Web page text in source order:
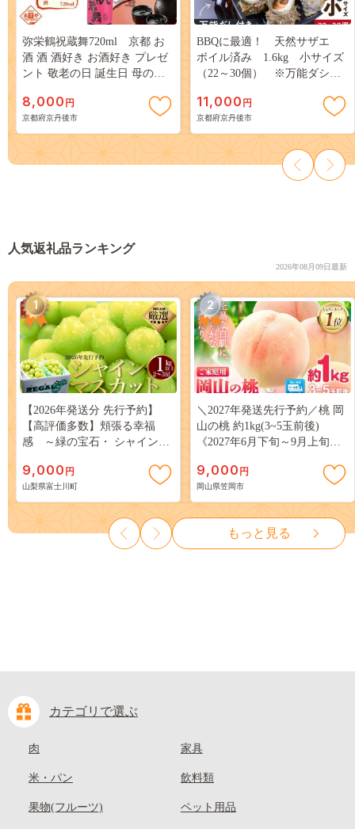
弥栄鶴祝蔵舞720ml 京都 お
酒 酒 酒好き お酒好き プレゼ
ント 敬老の日 誕生日 母の日
ール 京都 丹後 地酒 日本酒 送
料無料 AM00738
8,000 円
京都府京丹後市
BBQに最適！ 天然サザエ
ボイル済み 1.6kg 小サイズ
（22～30個） ※万能ダシ付
11,000 円
京都府京丹後市
人気返礼品ランキング
2026年08月09日最新
1
【2026年発送分 先行予約】
【高評価多数】頬張る幸福
感 ～緑の宝石・ シャインマ
３房） フルーツ 山梨県産 果
物 くだもの シャイン マスカ
ット ぶどう ブドウ 葡萄 大粒
種なし 先行予約 富士川町
10000円 一万円 9000円 九千円
9,000 円
山梨県富士川町
2
＼2027年発送先行予約／桃 岡
山の桃 約1kg(3~5玉前後)
《2027年6月下旬～9月上旬頃
岡山 はくとう スイーツ フル
ーツ 果物 デザート 旬 モモ も
も 先行予約 送料無料 果物 岡
山県 笠岡市 清水白桃 白鳳 白
麗 クール便---
kasaoka_zsy_419_100---
9,000 円
岡山県笠岡市
もっと見る
カテゴリで選ぶ
肉
米・パン
果物(フルーツ)
家具
飲料類
ペット用品